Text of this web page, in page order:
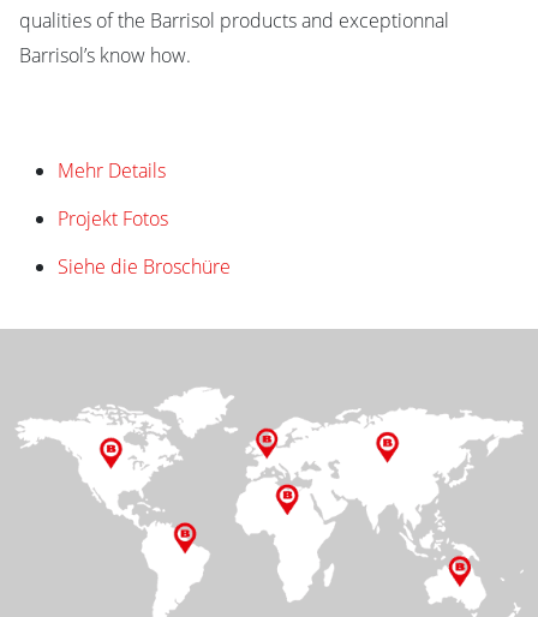
qualities of the Barrisol products and exceptionnal
Barrisol’s know how.
Mehr Details
Projekt Fotos
Siehe die Broschüre